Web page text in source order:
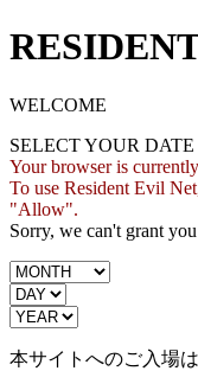
WELCOME
SELECT YOUR
Your browser is
To use Resident Evil
"Allow".
Sorry, we can't grant
本サイトへのご入場は